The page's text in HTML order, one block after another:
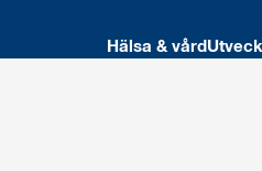
Hälsa & vård